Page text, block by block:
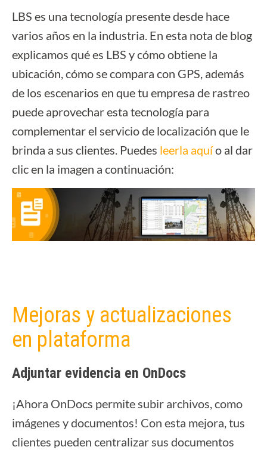
LBS es una tecnología presente desde hace
varios años en la industria. En esta nota de blog
explicamos qué es LBS y cómo obtiene la
ubicación, cómo se compara con GPS, además
de los escenarios en que tu empresa de rastreo
puede aprovechar esta tecnología para
complementar el servicio de localización que le
brinda a sus clientes. Puedes leerla aquío al dar
clic en la imagen a continuación:
Mejoras y actualizaciones
en plataforma
Adjuntar evidencia en OnDocs
¡Ahora OnDocs permite subir archivos, como
imágenes y documentos! Con esta mejora, tus
clientes pueden centralizar sus documentos